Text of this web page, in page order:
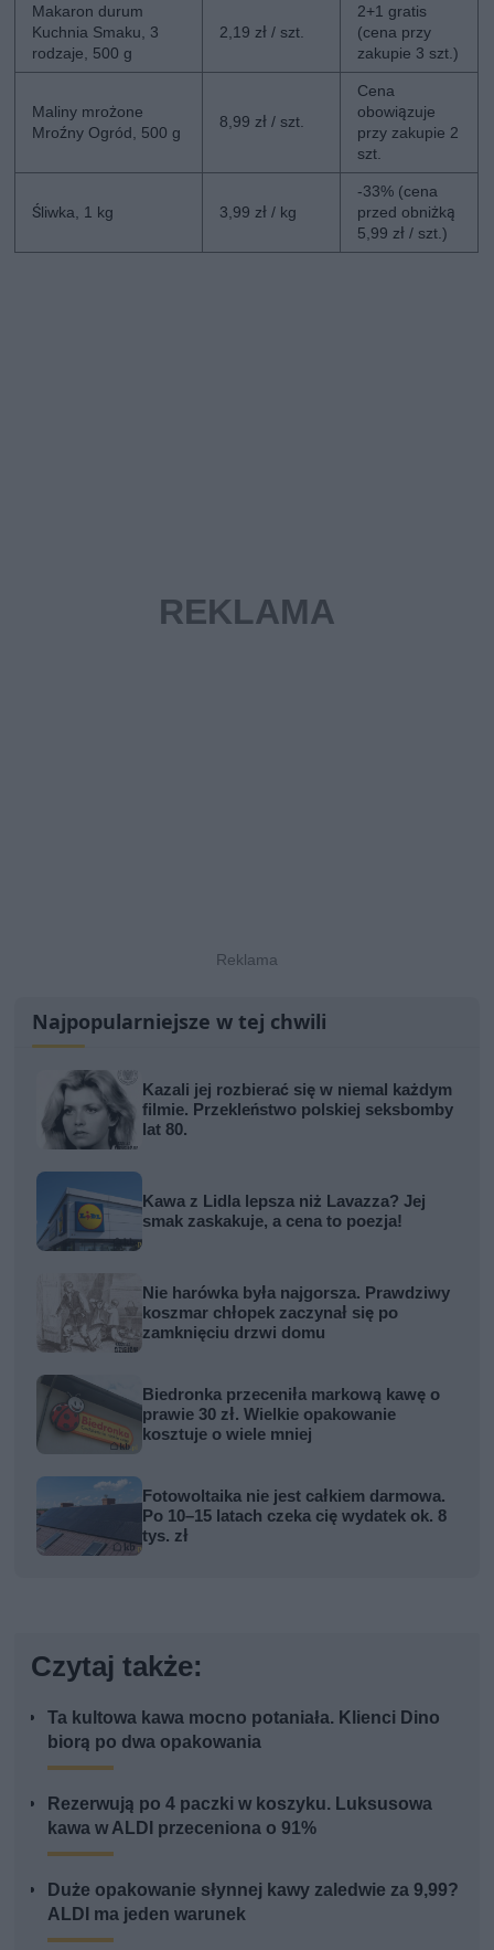
Makaron durum
Kuchnia Smaku, 3
rodzaje, 500 g
2,19 zł / szt.
2+1 gratis
(cena przy
zakupie 3 szt.)
Maliny mrożone
Mroźny Ogród, 500 g
8,99 zł / szt.
Cena
obowiązuje
przy zakupie 2
szt.
Śliwka, 1 kg 3,99 zł / kg
-33% (cena
przed obniżką
5,99 zł / szt.)
Najpopularniejsze w tej chwili
Kazali jej rozbierać się w niemal każdym
filmie. Przekleństwo polskiej seksbomby
lat 80.
Kawa z Lidla lepsza niż Lavazza? Jej
smak zaskakuje, a cena to poezja!
Nie harówka była najgorsza. Prawdziwy
koszmar chłopek zaczynał się po
zamknięciu drzwi domu
Biedronka przeceniła markową kawę o
prawie 30 zł. Wielkie opakowanie
kosztuje o wiele mniej
Fotowoltaika nie jest całkiem darmowa.
Po 10–15 latach czeka cię wydatek ok. 8
tys. zł
Czytaj także:
Ta kultowa kawa mocno potaniała. Klienci Dino
biorą po dwa opakowania
Rezerwują po 4 paczki w koszyku. Luksusowa
kawa w ALDI przeceniona o 91%
Duże opakowanie słynnej kawy zaledwie za 9,99?
ALDI ma jeden warunek